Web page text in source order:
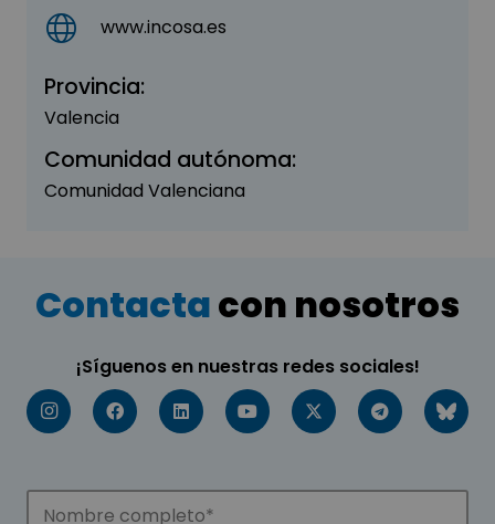
www.incosa.es
Provincia:
Valencia
Comunidad autónoma:
Comunidad Valenciana
Contactacon nosotros
¡Síguenos en nuestras redes sociales!